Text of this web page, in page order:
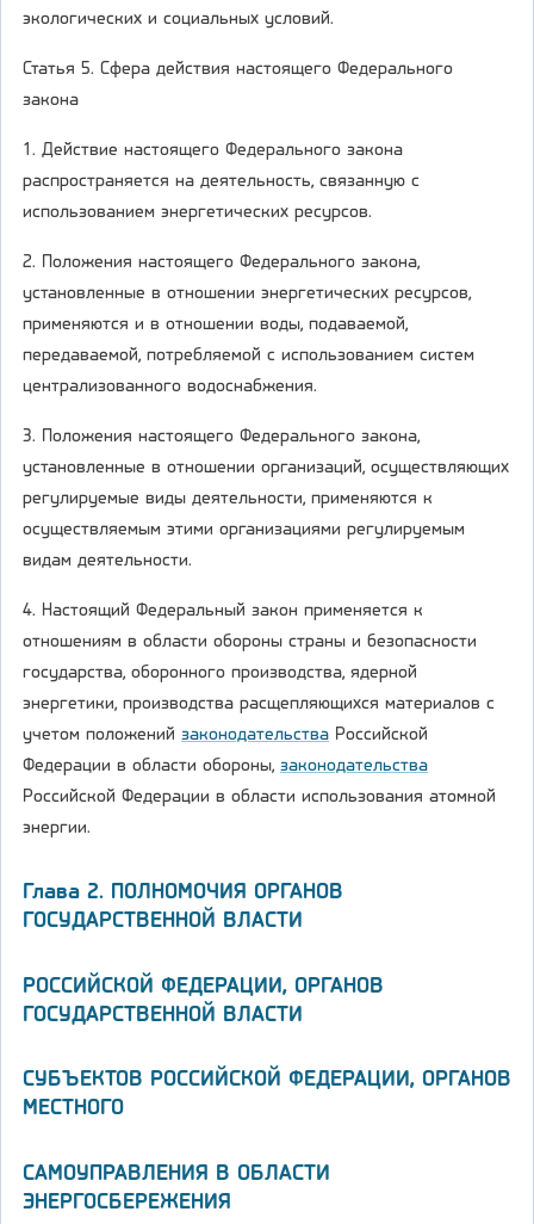
экологических и социальных условий.
Статья 5. Сфера действия настоящего Федерального
закона
1. Действие настоящего Федерального закона
распространяется на деятельность, связанную с
использованием энергетических ресурсов.
2. Положения настоящего Федерального закона,
установленные в отношении энергетических ресурсов,
применяются и в отношении воды, подаваемой,
передаваемой, потребляемой с использованием систем
централизованного водоснабжения.
3. Положения настоящего Федерального закона,
установленные в отношении организаций, осуществляющих
регулируемые виды деятельности, применяются к
осуществляемым этими организациями регулируемым
видам деятельности.
4. Настоящий Федеральный закон применяется к
отношениям в области обороны страны и безопасности
государства, оборонного производства, ядерной
энергетики, производства расщепляющихся материалов с
учетом положений законодательства Российской
Федерации в области обороны, законодательства
Российской Федерации в области использования атомной
энергии.
Глава 2. ПОЛНОМОЧИЯ ОРГАНОВ
ГОСУДАРСТВЕННОЙ ВЛАСТИ
РОССИЙСКОЙ ФЕДЕРАЦИИ, ОРГАНОВ
ГОСУДАРСТВЕННОЙ ВЛАСТИ
СУБЪЕКТОВ РОССИЙСКОЙ ФЕДЕРАЦИИ, ОРГАНОВ
МЕСТНОГО
САМОУПРАВЛЕНИЯ В ОБЛАСТИ
ЭНЕРГОСБЕРЕЖЕНИЯ